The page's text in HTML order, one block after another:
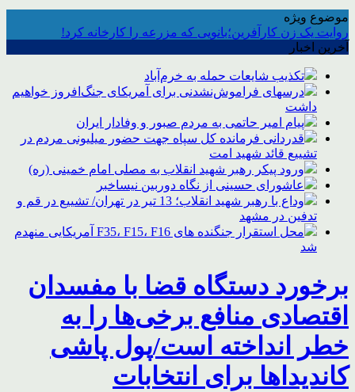
موضوع ویژه
روایت یک زن کارآفرین؛بانویی که مزرعه را کارخانه کرد!
آخرین اخبار
تکذیب شایعات حمله به خرم‌آباد
درسهای فراموش‌نشدنی برای آمریکای جنگ‌افروز خواهیم
داشت
پیام امیر حاتمی به مردم صبور و وفادار ایران
قدردانی فرمانده کل سپاه جهت حضور میلیونی مردم در
تشییع قائد شهید امت
ورود پیکر رهبر شهید انقلاب به مصلی امام خمینی (ره)
عاشورای حسینی از نگاه دوربین نیساخبر
وداع با رهبر شهید انقلاب؛ 13 تیر در تهران/ تشییع در قم و
تدفین در مشهد
محل استقرار جنگنده های F35، F15، F16 آمریکایی منهدم
شد
برخورد دستگاه قضا با مفسدان
اقتصادی منافع برخی‌ها را به
خطر انداخته است/پول پاشی
کاندیداها برای انتخابات